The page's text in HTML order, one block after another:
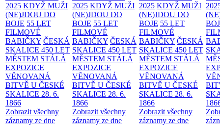
2025 KDYŽ MUŽI
(NE)JDOU DO
BOJE 55 LET
FILMOVÉ
BABIČKY ČESKÁ
SKALICE 450 LET
MĚSTEM STÁLÁ
EXPOZICE
VĚNOVANÁ
BITVĚ U ČESKÉ
SKALICE 28. 6.
1866
Zobrazit všechny
záznamy ze dne
2025 KDYŽ MUŽI
(NE)JDOU DO
BOJE 55 LET
FILMOVÉ
BABIČKY ČESKÁ
SKALICE 450 LET
MĚSTEM STÁLÁ
EXPOZICE
VĚNOVANÁ
BITVĚ U ČESKÉ
SKALICE 28. 6.
1866
Zobrazit všechny
záznamy ze dne
2025 KDYŽ MUŽI
(NE)JDOU DO
BOJE 55 LET
FILMOVÉ
BABIČKY ČESKÁ
SKALICE 450 LET
MĚSTEM STÁLÁ
EXPOZICE
VĚNOVANÁ
BITVĚ U ČESKÉ
SKALICE 28. 6.
1866
Zobrazit všechny
záznamy ze dne